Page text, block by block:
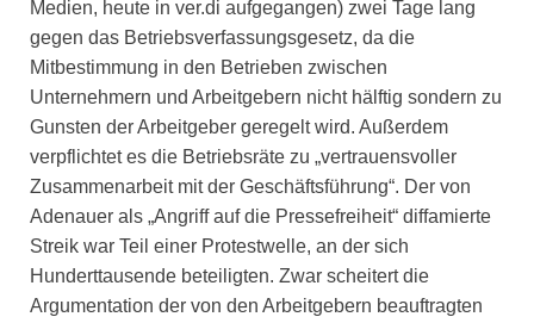
Medien, heute in ver.di aufgegangen) zwei Tage lang
gegen das Betriebsverfassungsgesetz, da die
Mitbestimmung in den Betrieben zwischen
Unternehmern und Arbeitgebern nicht hälftig sondern zu
Gunsten der Arbeitgeber geregelt wird. Außerdem
verpflichtet es die Betriebsräte zu „vertrauensvoller
Zusammenarbeit mit der Geschäftsführung“. Der von
Adenauer als „Angriff auf die Pressefreiheit“ diffamierte
Streik war Teil einer Protestwelle, an der sich
Hunderttausende beteiligten. Zwar scheitert die
Argumentation der von den Arbeitgebern beauftragten